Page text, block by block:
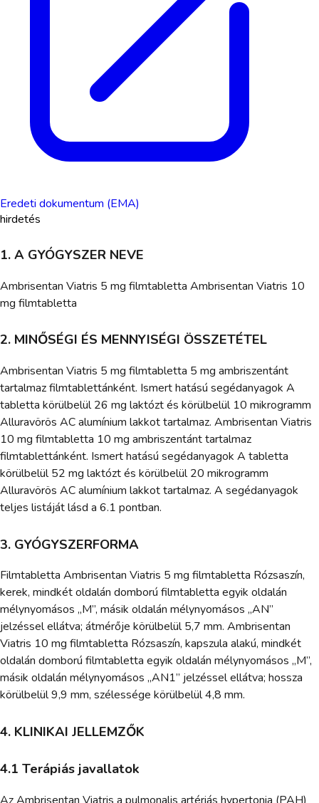
Eredeti dokumentum (EMA)
hirdetés
1. A GYÓGYSZER NEVE
Ambrisentan Viatris 5 mg filmtabletta Ambrisentan Viatris 10
mg filmtabletta
2. MINŐSÉGI ÉS MENNYISÉGI ÖSSZETÉTEL
Ambrisentan Viatris 5 mg filmtabletta 5 mg ambriszentánt
tartalmaz filmtablettánként. Ismert hatású segédanyagok A
tabletta körülbelül 26 mg laktózt és körülbelül 10 mikrogramm
Alluravörös AC alumínium lakkot tartalmaz. Ambrisentan Viatris
10 mg filmtabletta 10 mg ambriszentánt tartalmaz
filmtablettánként. Ismert hatású segédanyagok A tabletta
körülbelül 52 mg laktózt és körülbelül 20 mikrogramm
Alluravörös AC alumínium lakkot tartalmaz. A segédanyagok
teljes listáját lásd a 6.1 pontban.
3. GYÓGYSZERFORMA
Filmtabletta Ambrisentan Viatris 5 mg filmtabletta Rózsaszín,
kerek, mindkét oldalán domború filmtabletta egyik oldalán
mélynyomásos „M”, másik oldalán mélynyomásos „AN”
jelzéssel ellátva; átmérője körülbelül 5,7 mm. Ambrisentan
Viatris 10 mg filmtabletta Rózsaszín, kapszula alakú, mindkét
oldalán domború filmtabletta egyik oldalán mélynyomásos „M”,
másik oldalán mélynyomásos „AN1” jelzéssel ellátva; hossza
körülbelül 9,9 mm, szélessége körülbelül 4,8 mm.
4. KLINIKAI JELLEMZŐK
4.1 Terápiás javallatok